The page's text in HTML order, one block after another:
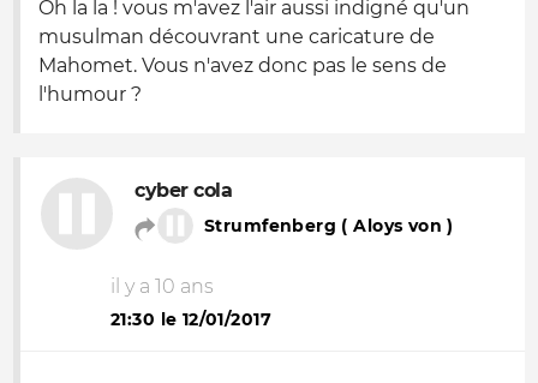
Oh la la ! vous m'avez l'air aussi indigné qu'un
musulman découvrant une caricature de
Mahomet. Vous n'avez donc pas le sens de
l'humour ?
cyber cola
Strumfenberg ( Aloys von )
il y a 10 ans
21:30 le 12/01/2017